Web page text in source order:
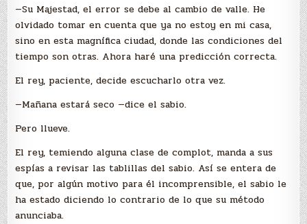
—Su Majestad, el error se debe al cambio de valle. He
olvidado tomar en cuenta que ya no estoy en mi casa,
sino en esta magnífica ciudad, donde las condiciones del
tiempo son otras. Ahora haré una predicción correcta.
El rey, paciente, decide escucharlo otra vez.
—Mañana estará seco —dice el sabio.
Pero llueve.
El rey, temiendo alguna clase de complot, manda a sus
espías a revisar las tablillas del sabio. Así se entera de
que, por algún motivo para él incomprensible, el sabio le
ha estado diciendo lo contrario de lo que su método
anunciaba.